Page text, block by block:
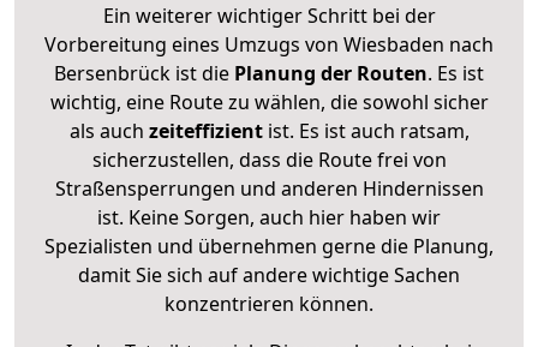
Ein weiterer wichtiger Schritt bei der
Vorbereitung eines Umzugs von Wiesbaden nach
Bersenbrück ist die Planung der Routen. Es ist
wichtig, eine Route zu wählen, die sowohl sicher
als auch zeiteffizientist. Es ist auch ratsam,
sicherzustellen, dass die Route frei von
Straßensperrungen und anderen Hindernissen
ist. Keine Sorgen, auch hier haben wir
Spezialisten und übernehmen gerne die Planung,
damit Sie sich auf andere wichtige Sachen
konzentrieren können.